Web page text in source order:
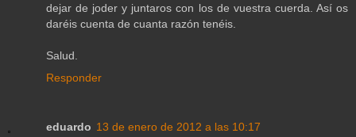
dejar de joder y juntaros con los de vuestra cuerda. Así os
daréis cuenta de cuanta razón tenéis.
Salud.
Responder
eduardo 13 de enero de 2012 a las 10:17